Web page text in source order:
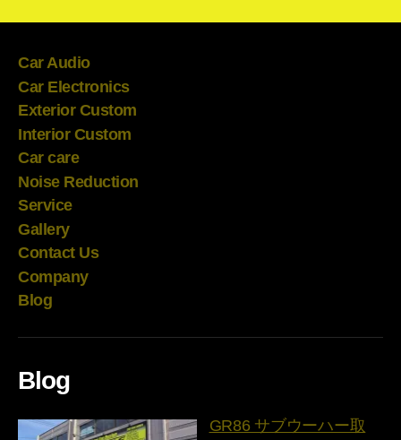
Car Audio
Car Electronics
Exterior Custom
Interior Custom
Car care
Noise Reduction
Service
Gallery
Contact Us
Company
Blog
Blog
GR86 サブウーハー取